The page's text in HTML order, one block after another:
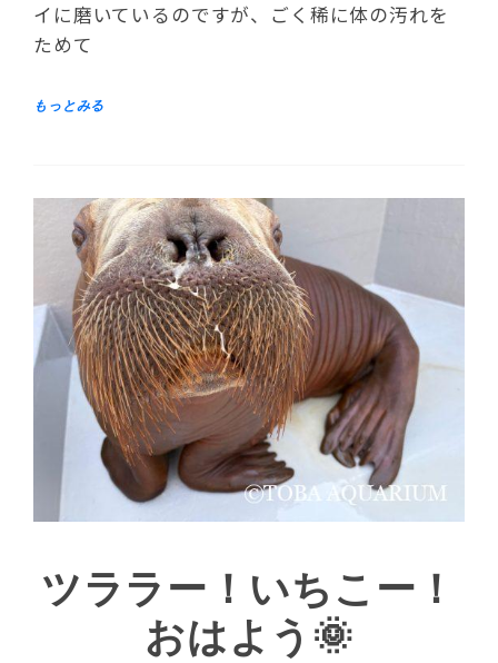
イに磨いているのですが、ごく稀に体の汚れを
ためて
ツララー！いちこー！
おはよう🌞